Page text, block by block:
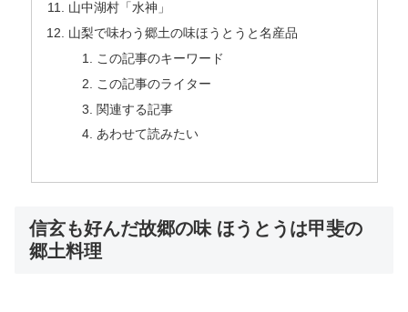
山中湖村「水神」
山梨で味わう郷土の味ほうとうと名産品
この記事のキーワード
この記事のライター
関連する記事
あわせて読みたい
信玄も好んだ故郷の味 ほうとうは甲斐の
郷土料理